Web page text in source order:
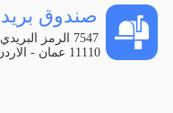
صندوق بريد
7547 الرمز البريدي
11110 عمان - الاردن